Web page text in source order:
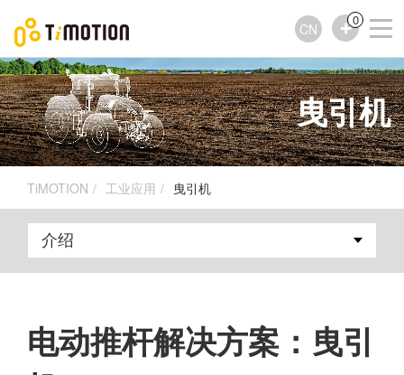
CN
0
曳引机
TiMOTION 工业应用 曳引机
电动推杆解决方案：曳引